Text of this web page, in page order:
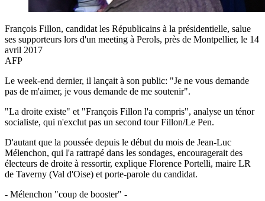
François Fillon, candidat les Républicains à la présidentielle, salue
ses supporteurs lors d'un meeting à Perols, près de Montpellier, le 14
avril 2017
AFP
Le week-end dernier, il lançait à son public: "Je ne vous demande
pas de m'aimer, je vous demande de me soutenir".
"La droite existe" et "François Fillon l'a compris", analyse un ténor
socialiste, qui n'exclut pas un second tour Fillon/Le Pen.
D'autant que la poussée depuis le début du mois de Jean-Luc
Mélenchon, qui l'a rattrapé dans les sondages, encouragerait des
électeurs de droite à ressortir, explique Florence Portelli, maire LR
de Taverny (Val d'Oise) et porte-parole du candidat.
- Mélenchon "coup de booster" -